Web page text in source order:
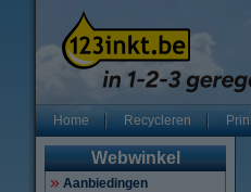
Home Recycleren
Webwinkel
Aanbiedingen